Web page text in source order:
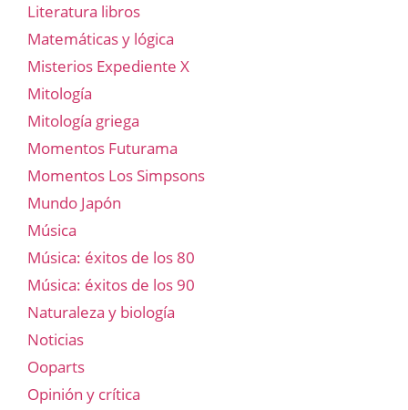
Literatura libros
Matemáticas y lógica
Misterios Expediente X
Mitología
Mitología griega
Momentos Futurama
Momentos Los Simpsons
Mundo Japón
Música
Música: éxitos de los 80
Música: éxitos de los 90
Naturaleza y biología
Noticias
Ooparts
Opinión y crítica